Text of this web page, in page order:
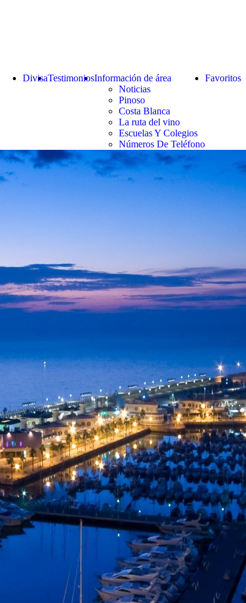
Favoritos
Información de área
Noticias
Pinoso
Costa Blanca
La ruta del vino
Escuelas Y Colegios
Números De Teléfono
Testimonios
Divisa